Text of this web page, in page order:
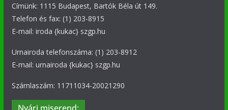
Címünk: 1115 Budapest, Bartók Béla út 149.
Telefon és fax: (1) 203-8915
E-mail: iroda {kukac} szgp.hu
Urnairoda telefonszáma: (1) 203-8912
E-mail: urnairoda {kukac} szgp.hu
Számlaszám: 11711034-20021290